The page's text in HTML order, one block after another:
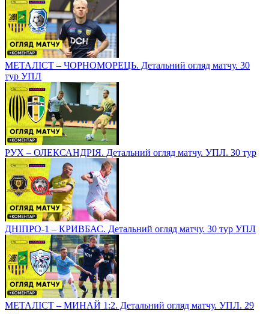
МЕТАЛІСТ – ЧОРНОМОРЕЦЬ. Детальний огляд матчу. 30
тур УПЛ
РУХ – ОЛЕКСАНДРІЯ. Детальний огляд матчу. УПЛ. 30 тур
ДНІПРО-1 – КРИВБАС. Детальний огляд матчу. 30 тур УПЛ
МЕТАЛІСТ – МИНАЙ 1:2. Детальний огляд матчу. УПЛ. 29